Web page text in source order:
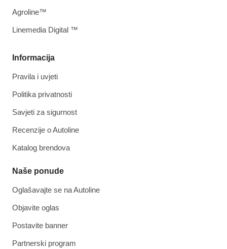
Informacija
Pravila i uvjeti
Politika privatnosti
Savjeti za sigurnost
Recenzije o Autoline
Katalog brendova
Naše ponude
Oglašavajte se na Autoline
Objavite oglas
Postavite banner
Partnerski program
Agroline™
Linemedia Digital ™